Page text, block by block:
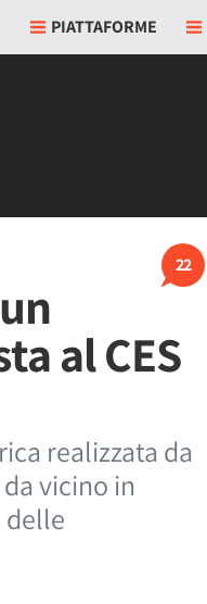
PIATTAFORME
22
al CES
realizzata da
vicino in
delle